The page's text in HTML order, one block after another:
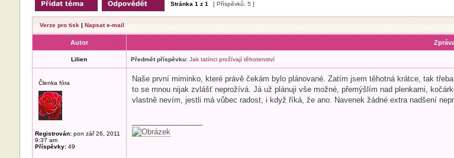
Stránka 1 z 1 [ Příspěvků: 5 ]
Verze pro tisk | Napsat e-mail
Autor
Lilien Předmět příspěvku: Jak tatínci prožívají těhotenství
Členka fóra
Registrován:pon zář 26, 2011
9:37 am
Příspěvky:49
Naše první miminko, které právě čekám bylo plánované. Zatím jsem těhotná krátce, tak
to se mnou nijak zvlášť neprožívá. Já už plánuji vše možné, přemýšlím nad plenkami,
vlastně nevím, jestli má vůbec radost, i když říká, že ano. Navenek žádné extra nadšení